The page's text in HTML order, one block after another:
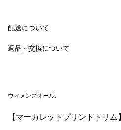
配送について
返品・交換について
ウィメンズオール.
【マーガレットプリントトリム】